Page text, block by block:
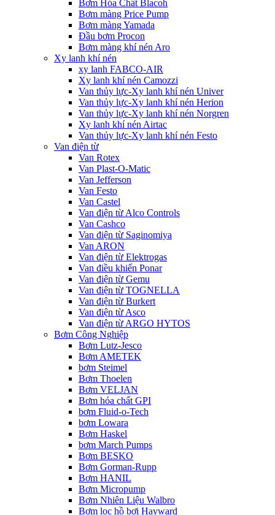
Bơm Hóa Chất Blacoh
Bơm màng Price Pump
Bơm màng Yamada
Đầu bơm Procon
Bơm màng khí nén Aro
Xy lanh khí nén
xy lanh FABCO-AIR
Xy lanh khí nén Camozzi
Van thủy lực-Xy lanh khí nén Univer
Van thủy lực-Xy lanh khí nén Herion
Van thủy lực-Xy lanh khí nén Norgren
Xy lanh khí nén Airtac
Van thủy lực-Xy lanh khí nén Festo
Van điện từ
Van Rotex
Van Plast-O-Matic
Van Jefferson
Van Festo
Van Castel
Van điện từ Alco Controls
Van Cashco
Van điện từ Saginomiya
Van ARON
Van điện từ Elektrogas
Van điều khiển Ponar
Van điện từ Gemu
Van điện từ TOGNELLA
Van điện từ Burkert
Van điện từ Asco
Van điện từ ARGO HYTOS
Bơm Công Nghiệp
Bơm Lutz-Jesco
Bơm AMETEK
bơm Steimel
Bơm Thoelen
Bơm VELJAN
Bơm hóa chất GPI
bơm Fluid-o-Tech
bơm Lowara
Bơm Haskel
bơm March Pumps
Bơm BESKO
Bơm Gorman-Rupp
Bơm HANIL
Bơm Micropump
Bơm Nhiên Liệu Walbro
Bơm lọc hồ bơi Hayward